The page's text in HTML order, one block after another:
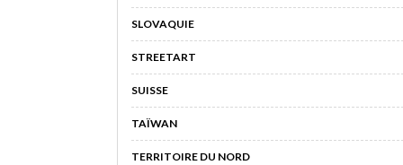
SLOVAQUIE
STREETART
SUISSE
TAÏWAN
TERRITOIRE DU NORD